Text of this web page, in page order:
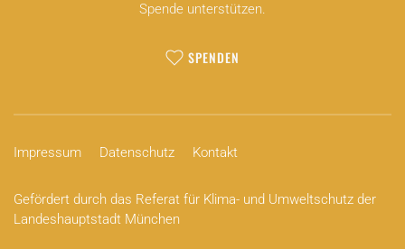
Spende unterstützen.
SPENDEN
Impressum Datenschutz Kontakt
Gefördert durch das Referat für Klima- und Umweltschutz der
Landeshauptstadt München